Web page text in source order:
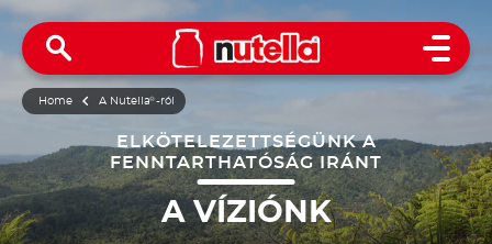
Open
Home A Nutella®-ról
ELKÖTELEZETTSÉGÜNK A
FENNTARTHATÓSÁG IRÁNT
A VÍZIÓNK